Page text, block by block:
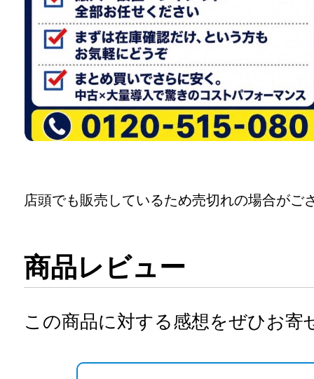
店頭でも販売しているため売切れの場合がご
商品レビュー
この商品に対する感想をぜひお寄